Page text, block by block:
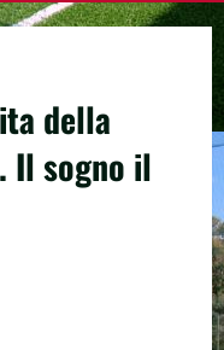
della
Il sogno il